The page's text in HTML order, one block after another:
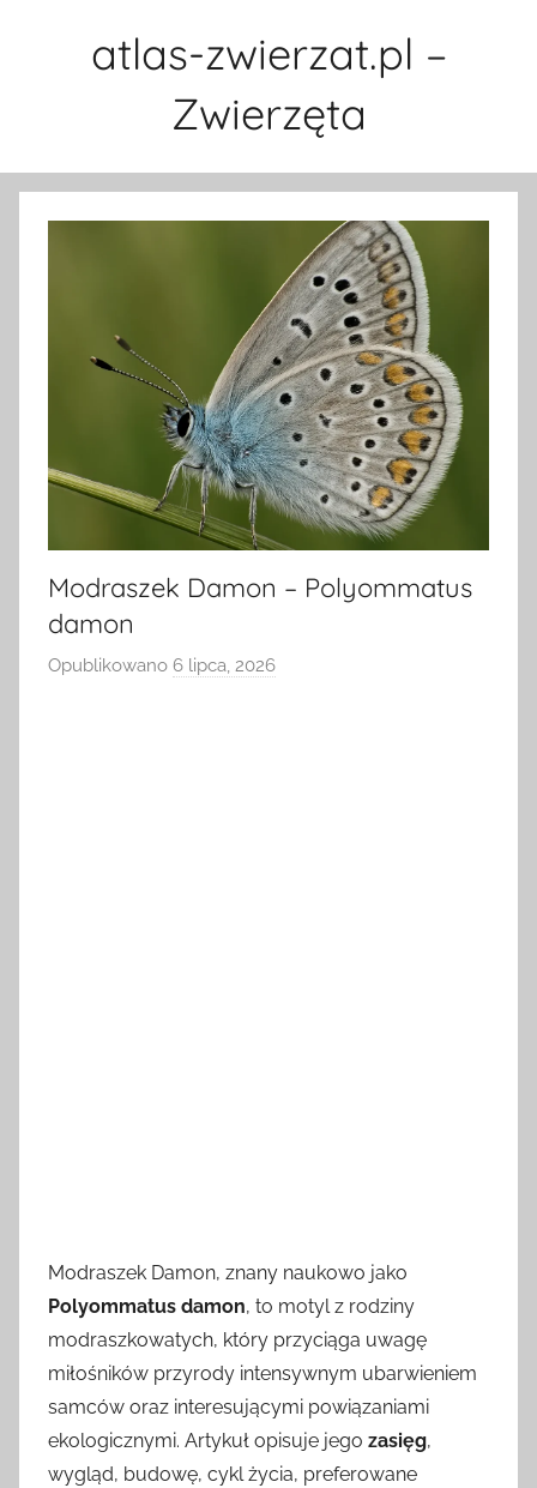
atlas-zwierzat.pl –
Zwierzęta
Modraszek Damon – Polyommatus
damon
Opublikowano 6 lipca, 2026
Modraszek Damon, znany naukowo jako
Polyommatus damon, to motyl z rodziny
modraszkowatych, który przyciąga uwagę
miłośników przyrody intensywnym ubarwieniem
samców oraz interesującymi powiązaniami
ekologicznymi. Artykuł opisuje jego zasięg,
wygląd, budowę, cykl życia, preferowane